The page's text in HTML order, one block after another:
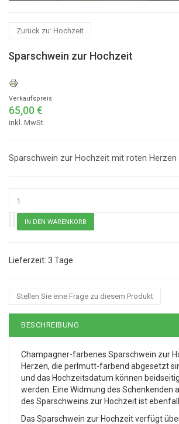
Zurück zu: Hochzeit
Sparschwein zur Hochzeit
Verkaufspreis
65,00 €
inkl. MwSt.
Sparschwein zur Hochzeit mit roten Herzen
3 Tage
Stellen Sie eine Frage zu diesem Produkt
BESCHREIBUNG
Champagner-farbenes Sparschwein zur
Herzen, die perlmutt-farbend abgesetzt
und das Hochzeitsdatum können
werden. Eine Widmung des Schenkenden
des Sparschweins zur Hochzeit ist
Das Sparschwein zur Hochzeit verfügt